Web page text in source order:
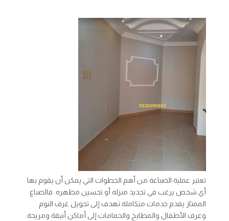
تعتبر عملية الصباغة من أهم الخطوات التي يمكن أن يقوم بها
أي شخص يرغب في تجديد منزله أو تحسين مظهره. فالصباغ
الممتاز يقدم خدمات متكاملة تهدف إلى تحويل غرف النوم
وغرف الأطفال والمطابخ والحمامات إلى أماكن أنيقة ومريحة.